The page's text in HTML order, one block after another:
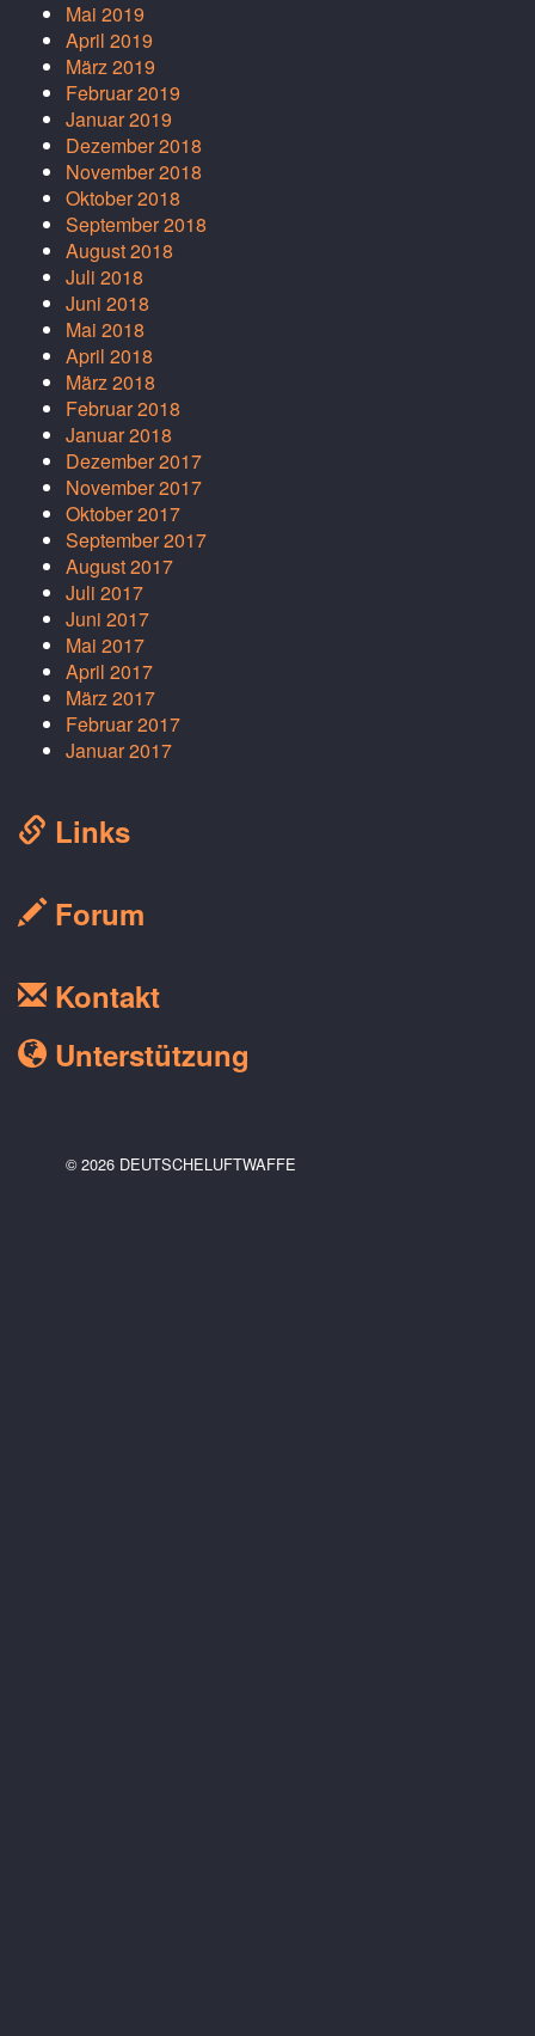
Mai 2019
April 2019
März 2019
Februar 2019
Januar 2019
Dezember 2018
November 2018
Oktober 2018
September 2018
August 2018
Juli 2018
Juni 2018
Mai 2018
April 2018
März 2018
Februar 2018
Januar 2018
Dezember 2017
November 2017
Oktober 2017
September 2017
August 2017
Juli 2017
Juni 2017
Mai 2017
April 2017
März 2017
Februar 2017
Januar 2017
Links
Forum
Kontakt
Unterstützung
© 2026 DEUTSCHELUFTWAFFE